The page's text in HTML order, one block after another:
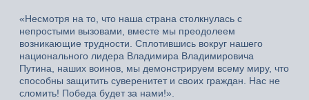
«Несмотря на то, что наша страна столкнулась с
непростыми вызовами, вместе мы преодолеем
возникающие трудности. Сплотившись вокруг нашего
национального лидера Владимира Владимировича
Путина, наших воинов, мы демонстрируем всему миру, что
способны защитить суверенитет и своих граждан. Нас не
сломить! Победа будет за нами!».